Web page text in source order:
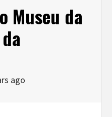
Museu da
ago